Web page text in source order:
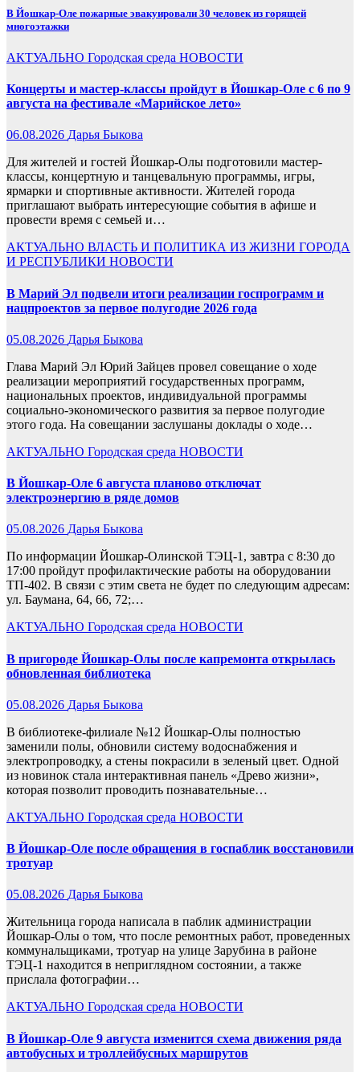
В Йошкар-Оле пожарные эвакуировали 30 человек из горящей
многоэтажки
АКТУАЛЬНО Городская среда НОВОСТИ
Концерты и мастер-классы пройдут в Йошкар-Оле с 6 по 9
августа на фестивале «Марийское лето»
06.08.2026 Дарья Быкова
Для жителей и гостей Йошкар-Олы подготовили мастер-
классы, концертную и танцевальную программы, игры,
ярмарки и спортивные активности. Жителей города
приглашают выбрать интересующие события в афише и
провести время с семьей и…
АКТУАЛЬНО ВЛАСТЬ И ПОЛИТИКА ИЗ ЖИЗНИ ГОРОДА
И РЕСПУБЛИКИ НОВОСТИ
В Марий Эл подвели итоги реализации госпрограмм и
нацпроектов за первое полугодие 2026 года
05.08.2026 Дарья Быкова
Глава Марий Эл Юрий Зайцев провел совещание о ходе
реализации мероприятий государственных программ,
национальных проектов, индивидуальной программы
социально-экономического развития за первое полугодие
этого года. На совещании заслушаны доклады о ходе…
АКТУАЛЬНО Городская среда НОВОСТИ
В Йошкар-Оле 6 августа планово отключат
электроэнергию в ряде домов
05.08.2026 Дарья Быкова
По информации Йошкар-Олинской ТЭЦ-1, завтра с 8:30 до
17:00 пройдут профилактические работы на оборудовании
ТП-402. В связи с этим света не будет по следующим адресам:
ул. Баумана, 64, 66, 72;…
АКТУАЛЬНО Городская среда НОВОСТИ
В пригороде Йошкар-Олы после капремонта открылась
обновленная библиотека
05.08.2026 Дарья Быкова
В библиотеке-филиале №12 Йошкар-Олы полностью
заменили полы, обновили систему водоснабжения и
электропроводку, а стены покрасили в зеленый цвет. Одной
из новинок стала интерактивная панель «Древо жизни»,
которая позволит проводить познавательные…
АКТУАЛЬНО Городская среда НОВОСТИ
В Йошкар-Оле после обращения в госпаблик восстановили
тротуар
05.08.2026 Дарья Быкова
Жительница города написала в паблик администрации
Йошкар-Олы о том, что после ремонтных работ, проведенных
коммунальщиками, тротуар на улице Зарубина в районе
ТЭЦ-1 находится в неприглядном состоянии, а также
прислала фотографии…
АКТУАЛЬНО Городская среда НОВОСТИ
В Йошкар-Оле 9 августа изменится схема движения ряда
автобусных и троллейбусных маршрутов